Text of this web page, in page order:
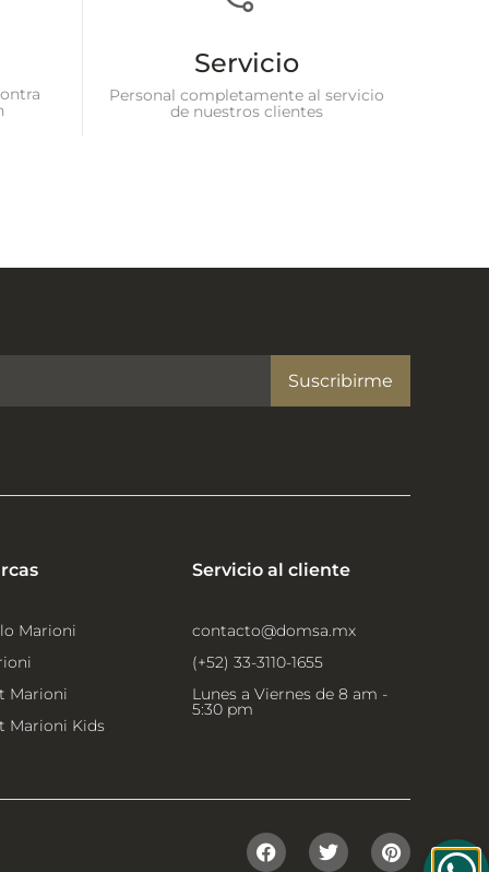
Servicio
Personal completamente al servicio
de nuestros clientes
Suscribirme
Marioni
Marioni
Marioni Kids
Servicio al cliente
contacto@domsa.mx
(+52) 33-3110-1655
Lunes a Viernes de 8 am -
5:30 pm